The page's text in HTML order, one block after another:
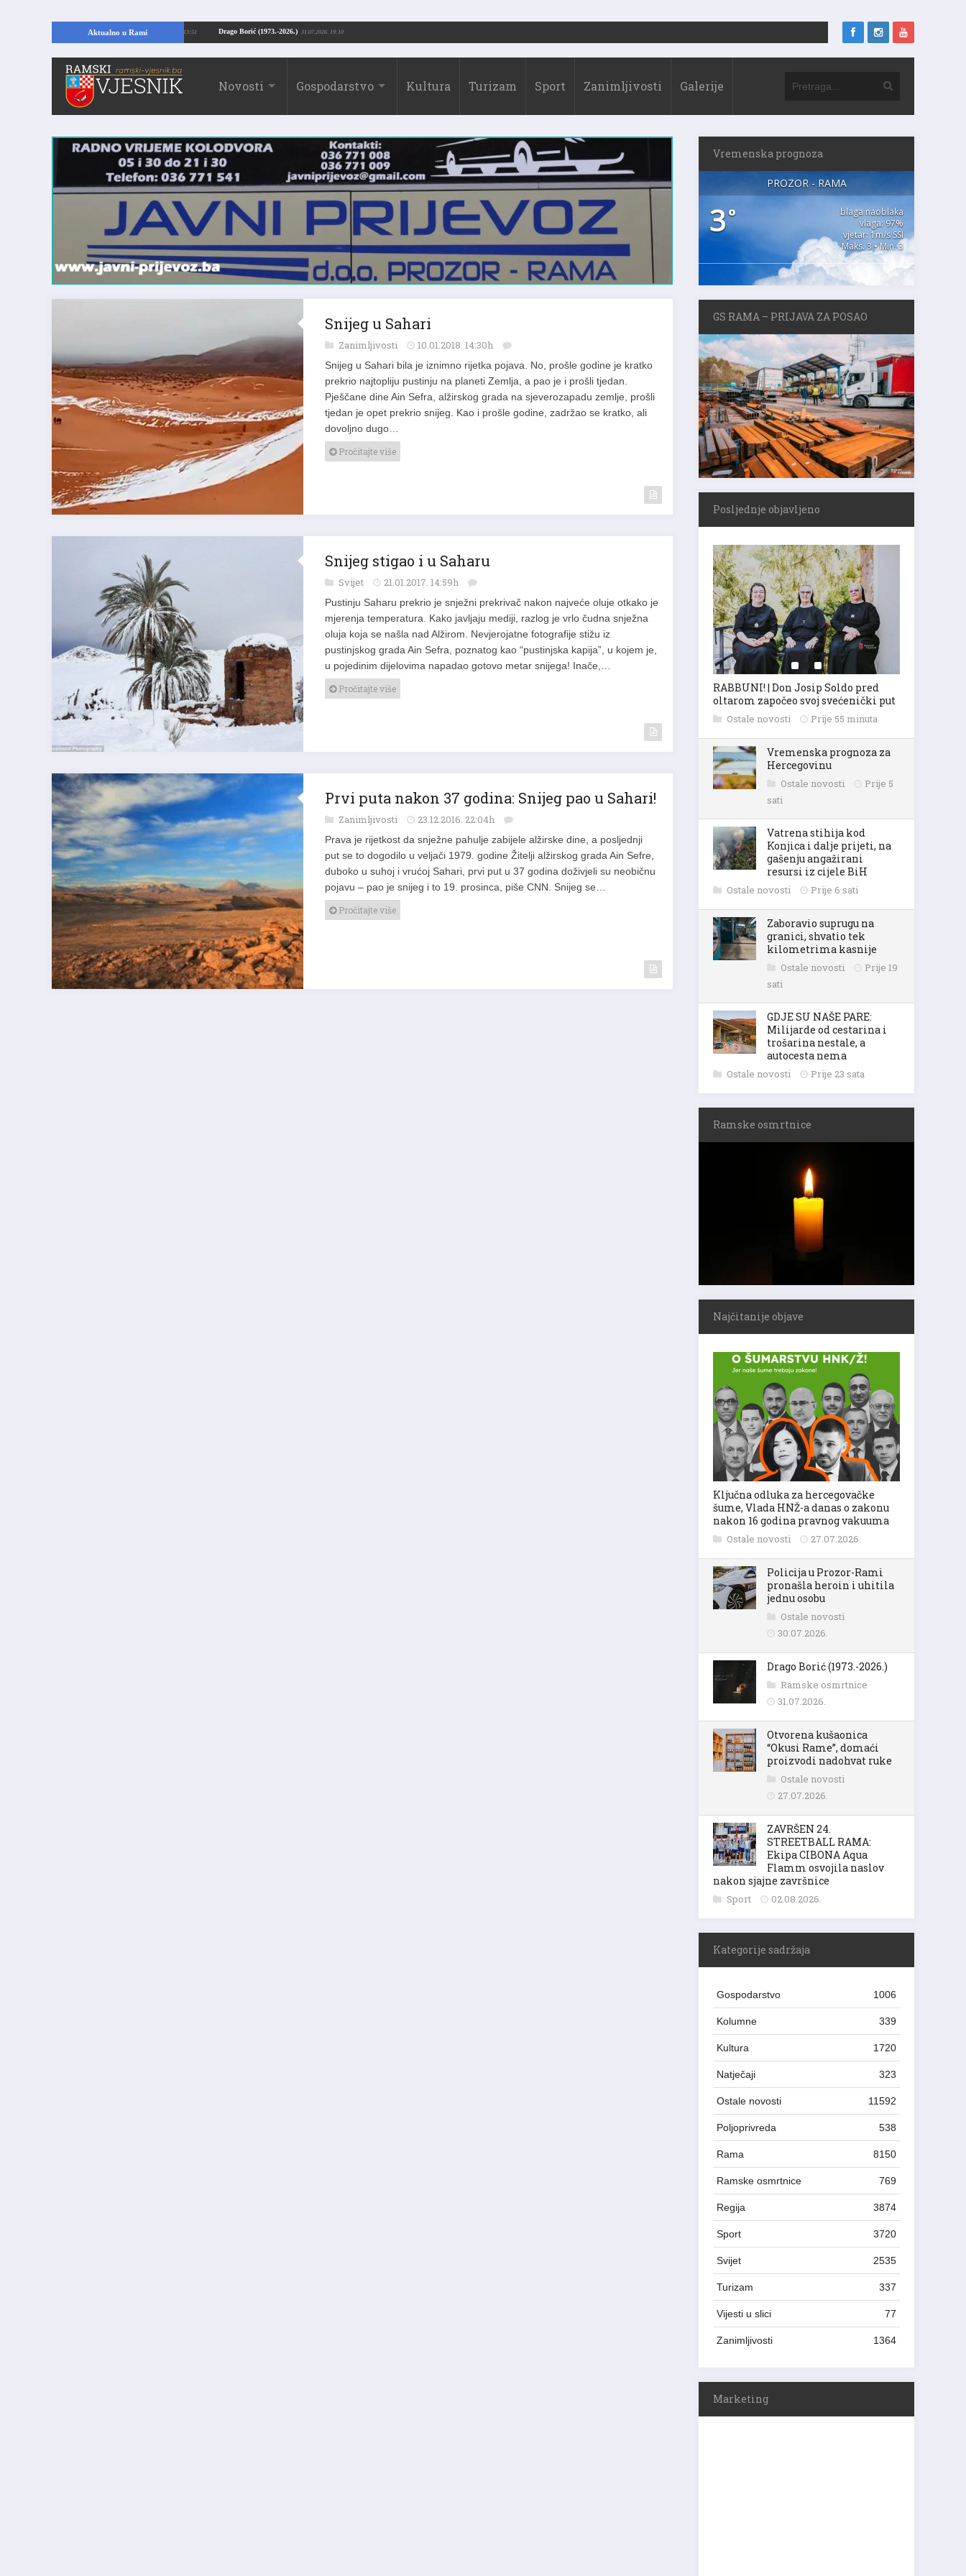
Aktualno u Rami Drago Borić (1973.-2026.) 31.07.2026. 19:10
temelje kuće, pronašao vrijedne arheološke ostatke 24.07.2026. 13:51
Novosti Gospodarstvo Kultura Turizam Sport Zanimljivosti Galerije
Snijeg u Sahari
prekrio najtopliju pustinju na planeti Zemlja, a pao je i prošli tjedan.
Pješčane dine Ain Sefra, alžirskog grada na sjeverozapadu zemlje, prošli
tjedan je opet prekrio snijeg. Kao i prošle godine, zadržao se kratko, ali
dovoljno dugo…
Pročitajte više
Snijeg stigao i u Saharu
mjerenja temperatura. Kako javljaju mediji, razlog je vrlo čudna snježna
oluja koja se našla nad Alžirom. Nevjerojatne fotografije stižu iz
pustinjskog grada Ain Sefra, poznatog kao “pustinjska kapija”, u kojem je,
u pojedinim dijelovima napadao gotovo metar snijega! Inače,…
Pročitajte više
Prvi puta nakon 37 godina: Snijeg pao u Sahari!
put se to dogodilo u veljači 1979. godine Žitelji alžirskog grada Ain Sefre,
duboko u suhoj i vrućoj Sahari, prvi put u 37 godina doživjeli su neobičnu
pojavu – pao je snijeg i to 19. prosinca, piše CNN. Snijeg se…
Pročitajte više
Vremenska prognoza
PROZOR - RAMA
3°
blaga naoblaka
vlaga: 97%
vjetar: 1m/s SSI
Maks. 3 • Min. 3
GS RAMA – PRIJAVA ZA POSAO
Posljednje objavljeno
RABBUNI! | Don Josip Soldo pred
oltarom započeo svoj svećenički put
Ostale novosti Prije 55 minuta
Vremenska prognoza za
Hercegovinu
Ostale novosti
Prije 5
sati
Vatrena stihija kod
Konjica i dalje prijeti, na
gašenju angažirani
resursi iz cijele BiH
Ostale novosti Prije 6 sati
Zaboravio suprugu na
granici, shvatio tek
kilometrima kasnije
Ostale novosti
Prije 19
sati
GDJE SU NAŠE PARE:
Milijarde od cestarina i
trošarina nestale, a
autocesta nema
Ostale novosti Prije 23 sata
Ramske osmrtnice
Najčitanije objave
Ključna odluka za hercegovačke
šume, Vlada HNŽ-a danas o zakonu
nakon 16 godina pravnog vakuuma
Ostale novosti 27.07.2026.
Policija u Prozor-Rami
pronašla heroin i uhitila
jednu osobu
Ostale novosti
30.07.2026.
Drago Borić (1973.-2026.)
Ramske osmrtnice
31.07.2026.
Otvorena kušaonica
“Okusi Rame”, domaći
proizvodi nadohvat ruke
Ostale novosti
27.07.2026.
ZAVRŠEN 24.
STREETBALL RAMA:
Ekipa CIBONA Aqua
Flamm osvojila naslov
nakon sjajne završnice
Sport 02.08.2026.
Kategorije sadržaja
Gospodarstvo 1006
Kolumne 339
Kultura 1720
Natječaji 323
Ostale novosti 11592
Poljoprivreda 538
Rama 8150
Ramske osmrtnice 769
Regija 3874
Sport 3720
Svijet 2535
Turizam 337
Vijesti u slici 77
Zanimljivosti 1364
Marketing